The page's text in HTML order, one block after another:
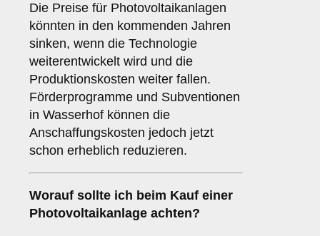
Die Preise für Photovoltaikanlagen
könnten in den kommenden Jahren
sinken, wenn die Technologie
weiterentwickelt wird und die
Produktionskosten weiter fallen.
Förderprogramme und Subventionen
in Wasserhof können die
Anschaffungskosten jedoch jetzt
schon erheblich reduzieren.
Worauf sollte ich beim Kauf einer
Photovoltaikanlage achten?